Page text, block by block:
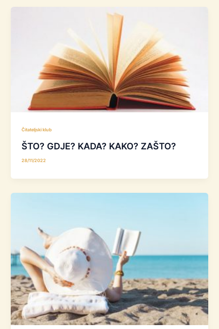
Čitateljski klub
ŠTO? GDJE? KADA? KAKO? ZAŠTO?
28/11/2022